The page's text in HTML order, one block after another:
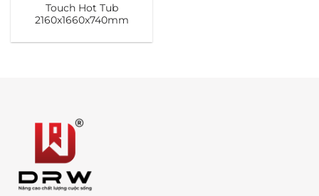
Touch Hot Tub
2160x1660x740mm